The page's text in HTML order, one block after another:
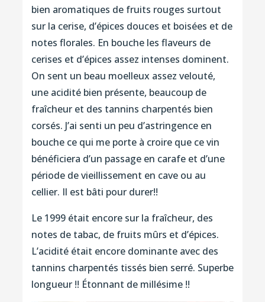
bien aromatiques de fruits rouges surtout
sur la cerise, d’épices douces et boisées et de
notes florales. En bouche les flaveurs de
cerises et d’épices assez intenses dominent.
On sent un beau moelleux assez velouté,
une acidité bien présente, beaucoup de
fraîcheur et des tannins charpentés bien
corsés. J’ai senti un peu d’astringence en
bouche ce qui me porte à croire que ce vin
bénéficiera d’un passage en carafe et d’une
période de vieillissement en cave ou au
cellier. Il est bâti pour durer!!
Le 1999 était encore sur la fraîcheur, des
notes de tabac, de fruits mûrs et d’épices.
L’acidité était encore dominante avec des
tannins charpentés tissés bien serré. Superbe
longueur !! Étonnant de millésime !!